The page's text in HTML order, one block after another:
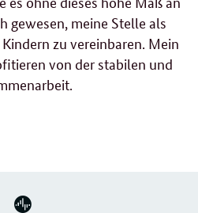
gewesen, meine Stelle als
zu vereinbaren. Mein
von der stabilen und
PODIGEE